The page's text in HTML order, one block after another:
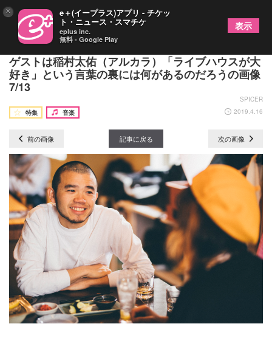
MOROHAアフロの『逢いたい、相対。』第十四回
ゲストは稲村太佑（アルカラ）「ライブハウスが大
好き」という言葉の裏には何があるのだろうの画像
7/13
SPICER
特集
音楽 2019.4.16
前の画像 記事に戻る 次の画像
× e＋(イープラス)アプリ - チケッ
ト・ニュース・スマチケ
eplus inc.
無料 - Google Play
表示